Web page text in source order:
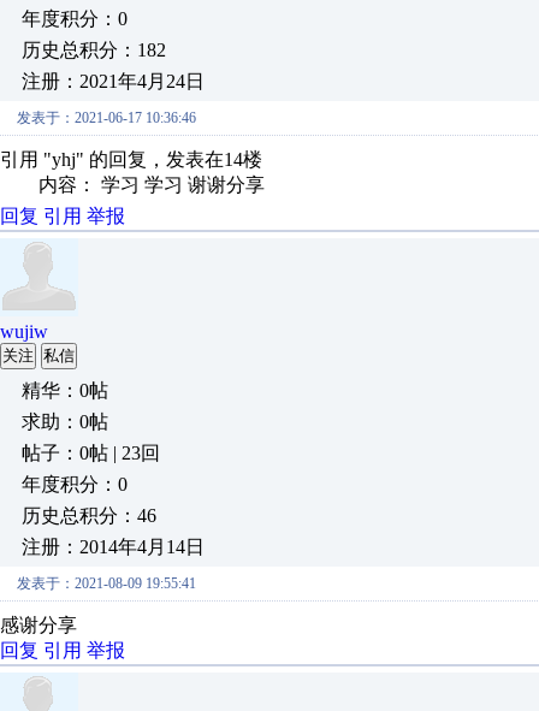
年度积分：0
历史总积分：182
注册：2021年4月24日
发表于：2021-06-17 10:36:46
引用 "yhj" 的回复，发表在14楼
内容： 学习 学习 谢谢分享
回复 引用 举报
wujiw
关注 私信
精华：0帖
求助：0帖
帖子：0帖 | 23回
年度积分：0
历史总积分：46
注册：2014年4月14日
发表于：2021-08-09 19:55:41
感谢分享
回复 引用 举报